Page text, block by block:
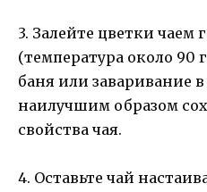
3. Залейте цветки чаем
(температура около 90
баня или заваривание
наилучшим образом
свойства чая.
4. Оставьте чай